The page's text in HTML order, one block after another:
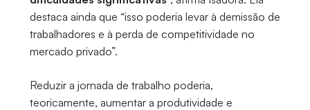
destaca ainda que “isso poderia levar à demissão de
trabalhadores e à perda de competitividade no
mercado privado”.
Reduzir a jornada de trabalho poderia,
teoricamente, aumentar a produtividade e